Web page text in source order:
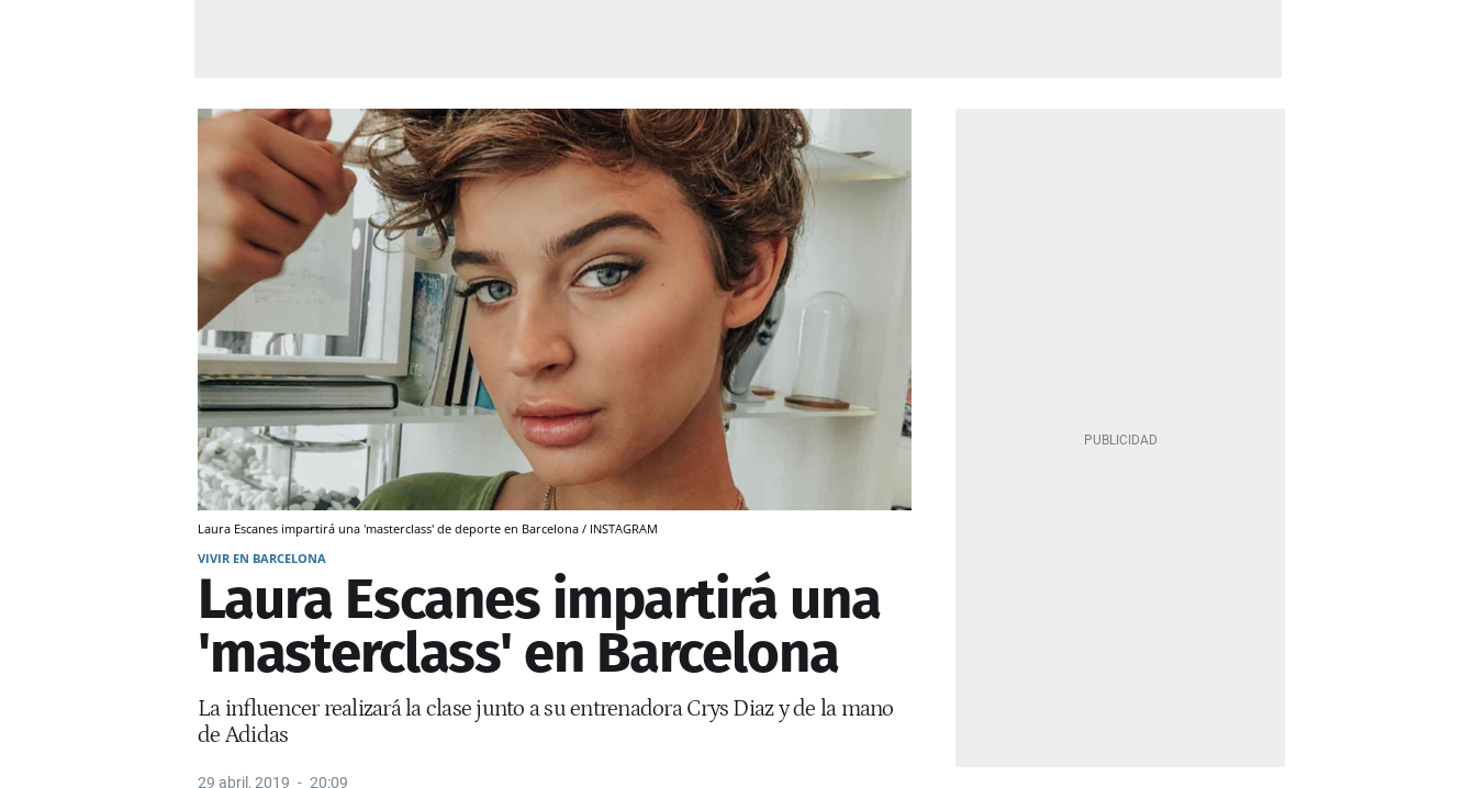
Laura Escanes impartirá una 'masterclass' de deporte en Barcelona / INSTAGRAM
VIVIR EN BARCELONA
Laura Escanes impartirá una
'masterclass' en Barcelona
La influencer realizará la clase junto a su entrenadora Crys Diaz y de la mano
de Adidas
29 abril, 2019 20:09